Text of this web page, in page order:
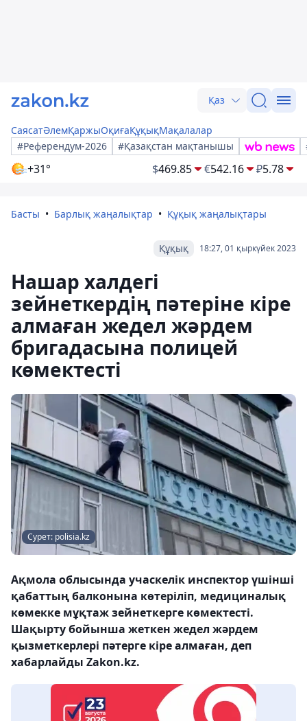
Қаз
СаясатӘлемҚаржыОқиғаҚұқықМақалалар
#Референдум-2026
#Қазақстан мақтанышы
+31° $469.85 €542.16 ₽5.78
Басты Барлық жаңалықтар Құқық жаңалықтары
18:27, 01 қыркүйек 2023
Құқық
Нашар халдегі
зейнеткердің пәтеріне кіре
алмаған жедел жәрдем
бригадасына полицей
көмектесті
Сурет: polisia.kz
Ақмола облысында учаскелік инспектор үшінші
қабаттың балконына көтеріліп, медициналық
көмекке мұқтаж зейнеткерге көмектесті.
Шақырту бойынша жеткен жедел жәрдем
қызметкерлері пәтерге кіре алмаған, деп
хабарлайды Zakon.kz.